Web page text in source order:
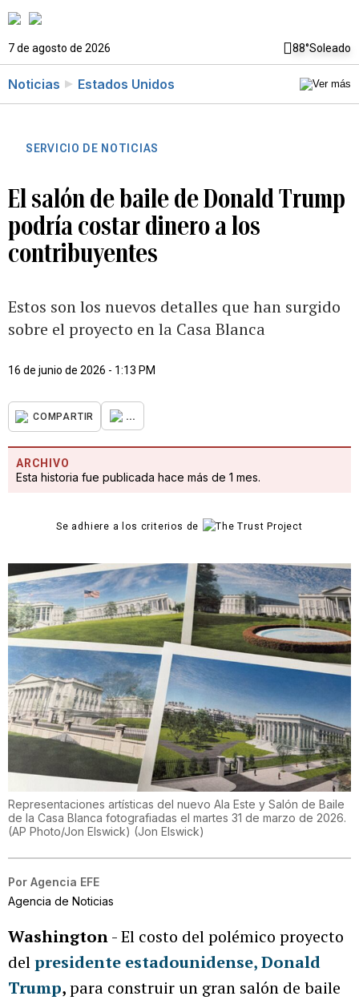
7 de agosto de 2026 88°Soleado
Noticias Estados Unidos
SERVICIO DE NOTICIAS
El salón de baile de Donald Trump
podría costar dinero a los
contribuyentes
Estos son los nuevos detalles que han surgido
sobre el proyecto en la Casa Blanca
16 de junio de 2026 - 1:13 PM
COMPARTIR ...
ARCHIVO
Esta historia fue publicada hace más de 1 mes.
Se adhiere a los criterios de
Representaciones artísticas del nuevo Ala Este y Salón de Baile
de la Casa Blanca fotografiadas el martes 31 de marzo de 2026.
(AP Photo/Jon Elswick) (Jon Elswick)
Por Agencia EFE
Agencia de Noticias
Washington- El costo del polémico proyecto
delpresidente estadounidense, Donald
Trump,para construir un gran salón de baile